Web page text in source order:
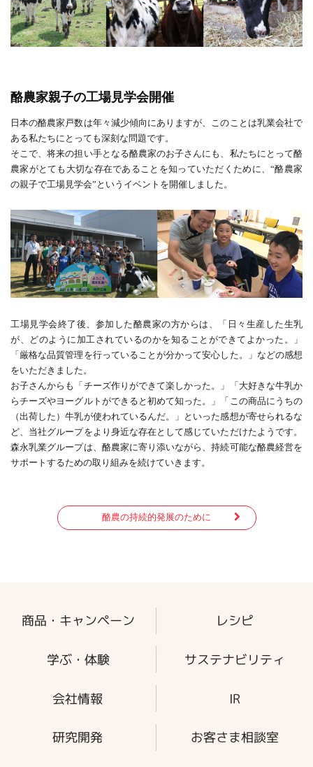
酪農家親子の工場見学会開催
日本の酪農家戸数は年々減少傾向にありますが、このことは乳業会社で
ある私たちにとっても深刻な問題です。
そこで、将来の担い手となる酪農家のお子さんにも、私たちにとって酪
農家がとても大切な存在であることを知っていただくために、“酪農家
の親子で工場見学会”というイベントを開催しました。
工場見学会終了後、参加した酪農家の方からは、「日々生産した生乳
が、どのように加工されているのかを知ることができてよかった。」
「厳格な品質管理を行っていることが分かって安心した。」などの感想
をいただきました。
お子さんからも「チーズ作りができて楽しかった。」「大好きな牛乳か
らチーズやヨーグルトができると初めて知った。」「この商品にうちの
（出荷した）牛乳が使われているんだ。」といった感想が寄せられるな
ど、当社グループをより身近な存在として感じていただけたようです。
森永乳業グループは、酪農家に寄り添いながら、持続可能な酪農経営を
サポートするための取り組みを続けていきます。
酪農の持続的発展のために
商品・キャンペーン レシピ
学ぶ・体験 サステナビリティ
会社情報 IR
研究開発 お客さま相談室